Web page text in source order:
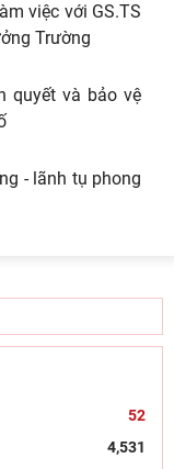
việc với GS.TS
Trường
quyết và bảo vệ
- lãnh tụ phong
52
4,531